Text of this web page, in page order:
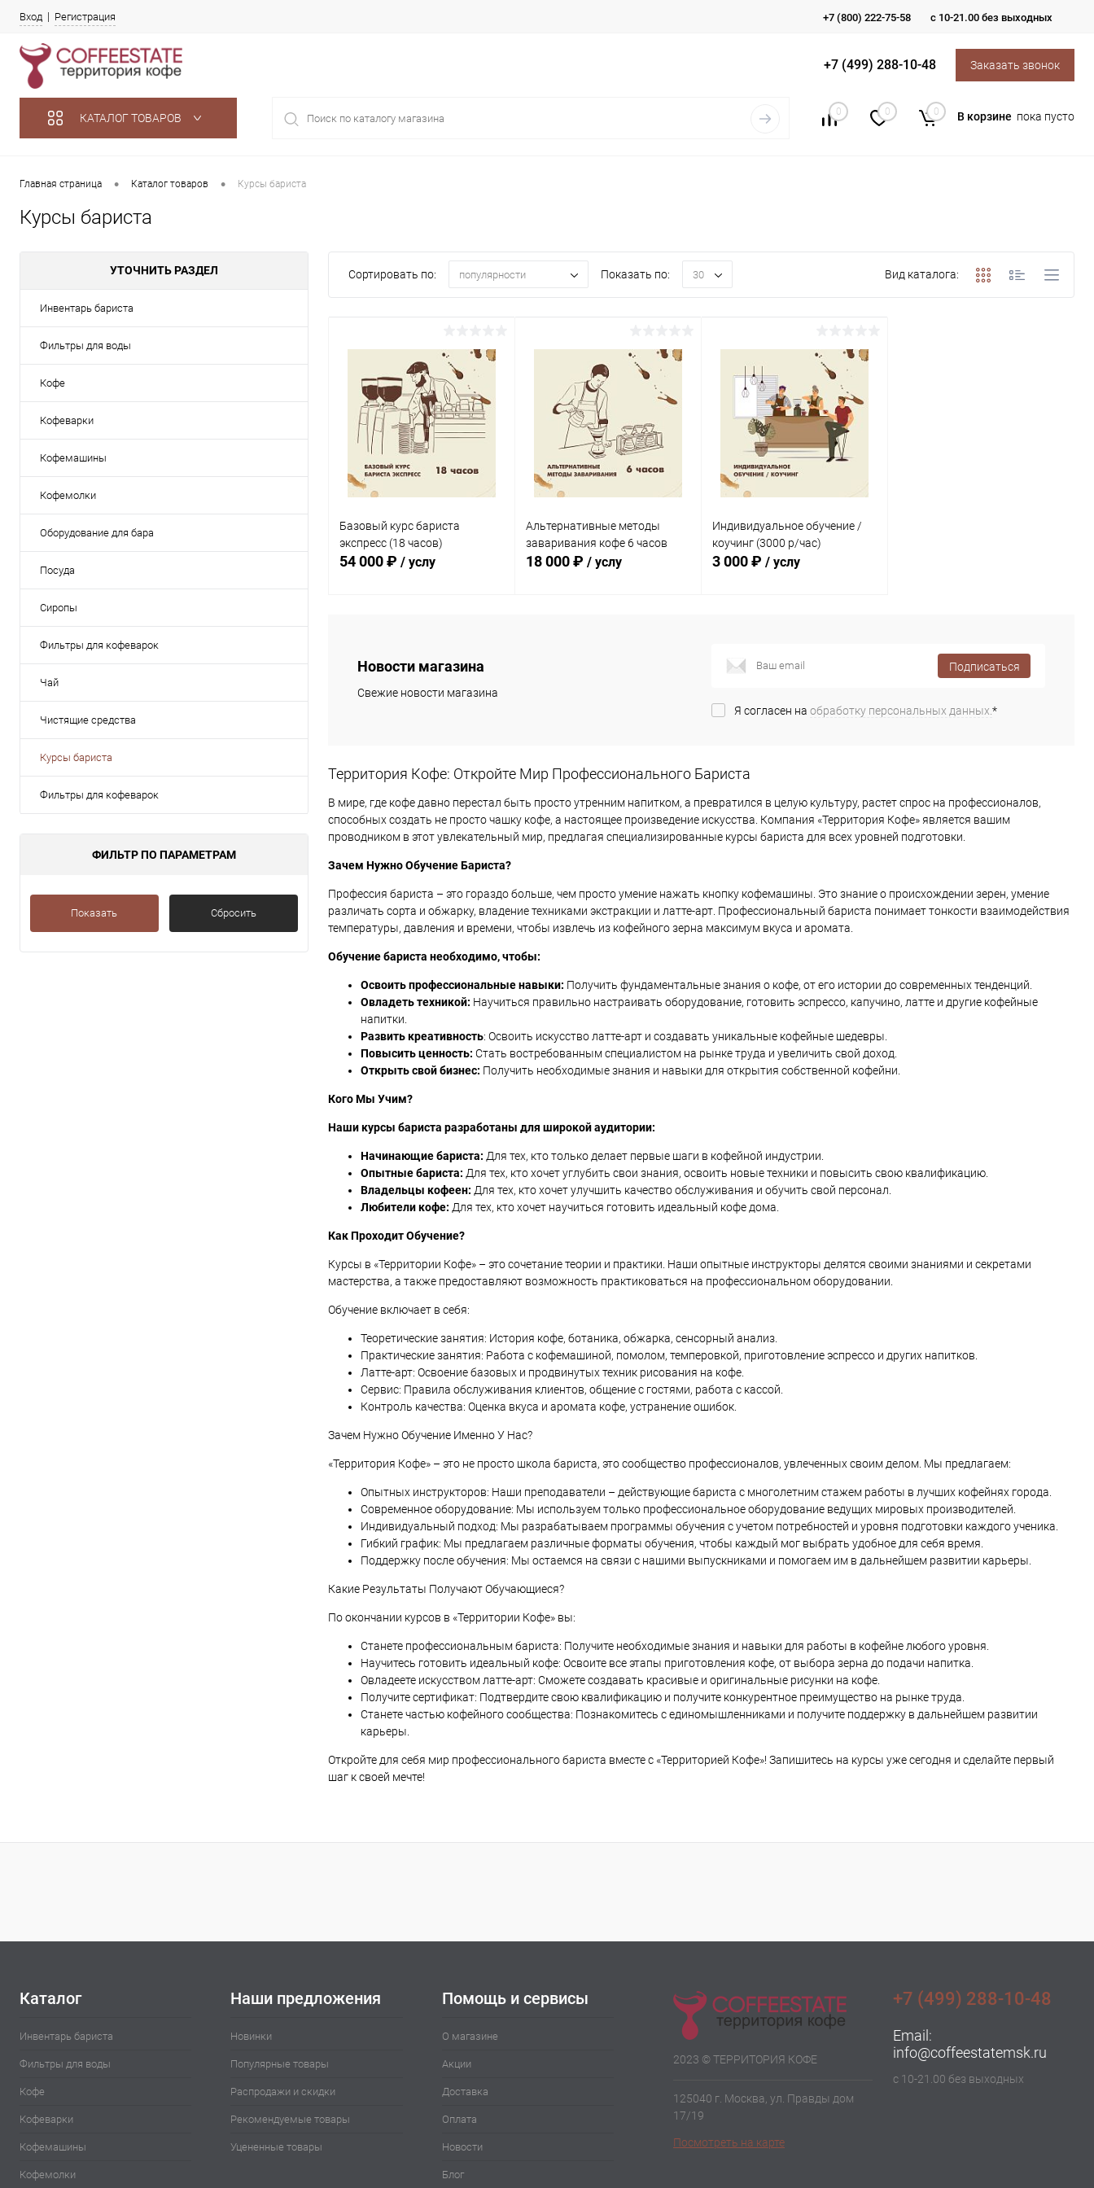
Вход Регистрация +7 (800) 222-75-58 с 10-21.00 без выходных
+7 (499) 288-10-48 Заказать звонок
КАТАЛОГ ТОВАРОВ 0 0 0 В корзине пока пусто
Главная страница • Каталог товаров • Курсы бариста
Курсы бариста
УТОЧНИТЬ РАЗДЕЛ
Инвентарь бариста
Фильтры для воды
Кофе
Кофеварки
Кофемашины
Кофемолки
Оборудование для бара
Посуда
Сиропы
Фильтры для кофеварок
Чай
Чистящие средства
Курсы бариста
Фильтры для кофеварок
ФИЛЬТР ПО ПАРАМЕТРАМ
Показать Сбросить
Сортировать по: популярности Показать по: 30 Вид каталога:
Базовый курс бариста
экспресс (18 часов)
54 000 ₽ / услу
Купить в 1
клик
Сравнение
Альтернативные методы
заваривания кофе 6 часов
18 000 ₽ / услу
Индивидуальное обучение /
коучинг (3000 р/час)
3 000 ₽ / услу
Купить в 1
В избранное В наличии
Новости магазина
Свежие новости магазина
Подписаться
Я согласен на обработку персональных данных. *
Территория Кофе: Откройте Мир Профессионального Бариста
В мире, где кофе давно перестал быть просто утренним напитком, а превратился в целую культуру, растет спрос на профессионалов,
способных создать не просто чашку кофе, а настоящее произведение искусства. Компания «Территория Кофе» является вашим
проводником в этот увлекательный мир, предлагая специализированные курсы бариста для всех уровней подготовки.
Зачем Нужно Обучение Бариста?
Профессия бариста – это гораздо больше, чем просто умение нажать кнопку кофемашины. Это знание о происхождении зерен, умение
различать сорта и обжарку, владение техниками экстракции и латте-арт. Профессиональный бариста понимает тонкости взаимодействия
температуры, давления и времени, чтобы извлечь из кофейного зерна максимум вкуса и аромата.
Обучение бариста необходимо, чтобы:
Освоить профессиональные навыки: Получить фундаментальные знания о кофе, от его истории до современных тенденций.
Овладеть техникой: Научиться правильно настраивать оборудование, готовить эспрессо, капучино, латте и другие кофейные
напитки.
Развить креативность: Освоить искусство латте-арт и создавать уникальные кофейные шедевры.
Повысить ценность: Стать востребованным специалистом на рынке труда и увеличить свой доход.
Открыть свой бизнес: Получить необходимые знания и навыки для открытия собственной кофейни.
Кого Мы Учим?
Наши курсы бариста разработаны для широкой аудитории:
Начинающие бариста: Для тех, кто только делает первые шаги в кофейной индустрии.
Опытные бариста: Для тех, кто хочет углубить свои знания, освоить новые техники и повысить свою квалификацию.
Владельцы кофеен: Для тех, кто хочет улучшить качество обслуживания и обучить свой персонал.
Любители кофе: Для тех, кто хочет научиться готовить идеальный кофе дома.
Как Проходит Обучение?
Курсы в «Территории Кофе» – это сочетание теории и практики. Наши опытные инструкторы делятся своими знаниями и секретами
мастерства, а также предоставляют возможность практиковаться на профессиональном оборудовании.
Обучение включает в себя:
Теоретические занятия: История кофе, ботаника, обжарка, сенсорный анализ.
Практические занятия: Работа с кофемашиной, помолом, темперовкой, приготовление эспрессо и других напитков.
Латте-арт: Освоение базовых и продвинутых техник рисования на кофе.
Сервис: Правила обслуживания клиентов, общение с гостями, работа с кассой.
Контроль качества: Оценка вкуса и аромата кофе, устранение ошибок.
Зачем Нужно Обучение Именно У Нас?
«Территория Кофе» – это не просто школа бариста, это сообщество профессионалов, увлеченных своим делом. Мы предлагаем:
Опытных инструкторов: Наши преподаватели – действующие бариста с многолетним стажем работы в лучших кофейнях города.
Современное оборудование: Мы используем только профессиональное оборудование ведущих мировых производителей.
Индивидуальный подход: Мы разрабатываем программы обучения с учетом потребностей и уровня подготовки каждого ученика.
Гибкий график: Мы предлагаем различные форматы обучения, чтобы каждый мог выбрать удобное для себя время.
Поддержку после обучения: Мы остаемся на связи с нашими выпускниками и помогаем им в дальнейшем развитии карьеры.
Какие Результаты Получают Обучающиеся?
По окончании курсов в «Территории Кофе» вы:
Станете профессиональным бариста: Получите необходимые знания и навыки для работы в кофейне любого уровня.
Научитесь готовить идеальный кофе: Освоите все этапы приготовления кофе, от выбора зерна до подачи напитка.
Овладеете искусством латте-арт: Сможете создавать красивые и оригинальные рисунки на кофе.
Получите сертификат: Подтвердите свою квалификацию и получите конкурентное преимущество на рынке труда.
Станете частью кофейного сообщества: Познакомитесь с единомышленниками и получите поддержку в дальнейшем развитии
карьеры.
Откройте для себя мир профессионального бариста вместе с «Территорией Кофе»! Запишитесь на курсы уже сегодня и сделайте первый
шаг к своей мечте!
Каталог
Инвентарь бариста
Фильтры для воды
Кофе
Кофеварки
Кофемашины
Кофемолки
Наши предложения
Новинки
Популярные товары
Распродажи и скидки
Рекомендуемые товары
Уцененные товары
Помощь и сервисы
О магазине
Акции
Доставка
Оплата
Новости
Блог
2023 © ТЕРРИТОРИЯ КОФЕ
125040 г. Москва, ул. Правды дом
17/19
Посмотреть на карте
+7 (499) 288-10-48
Email:
info@coffeestatemsk.ru
с 10-21.00 без выходных